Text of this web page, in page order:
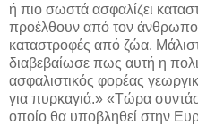
ή πιο σωστά ασφαλίζει
προέλθουν από τον
καταστροφές από ζώα.
διαβεβαίωσε πως αυτή η
ασφαλιστικός φορέας
για πυρκαγιά.» «Τώρα
οποίο θα υποβληθεί στην